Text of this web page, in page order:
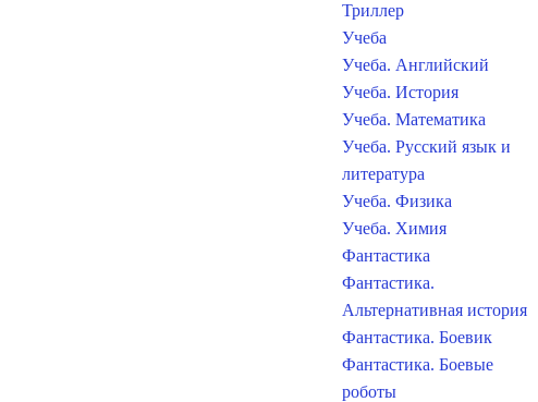
Триллер
Учеба
Учеба. Английский
Учеба. История
Учеба. Математика
Учеба. Русский язык и
литература
Учеба. Физика
Учеба. Химия
Фантастика
Фантастика.
Альтернативная история
Фантастика. Боевик
Фантастика. Боевые
роботы